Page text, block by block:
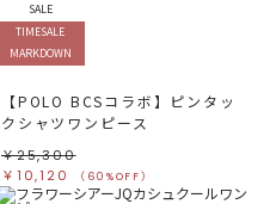
SALE
TIMESALE
MARKDOWN
【POLO BCSコラボ】ピンタッ
クシャツワンピース
￥25,300
￥10,120
（60%OFF）